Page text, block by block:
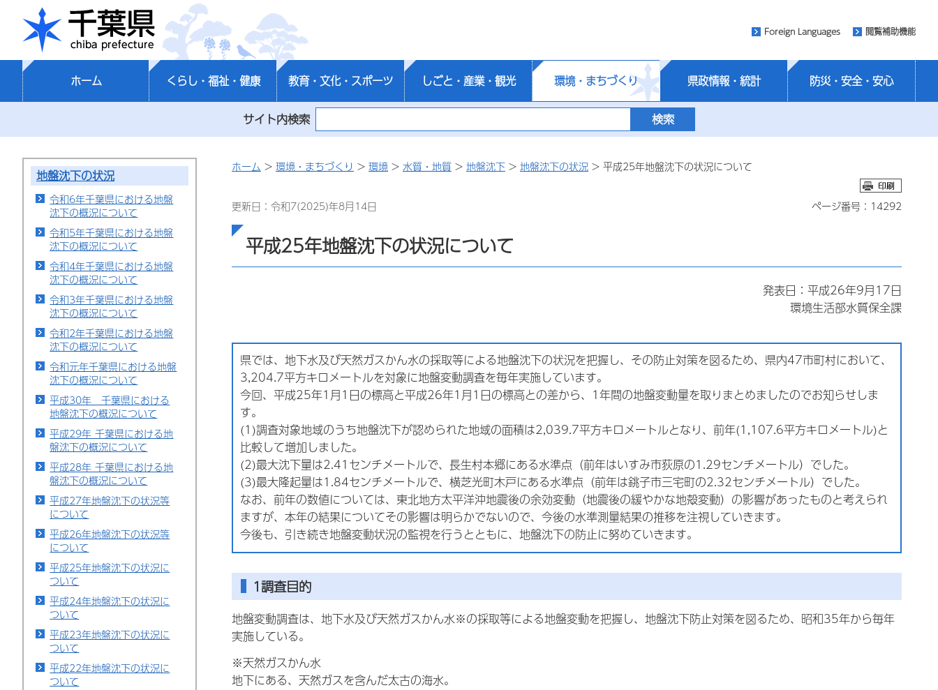
千葉県
Foreign Languages 閲覧補助機能
ホーム くらし・福祉・健康 教育・文化・スポーツ しごと・産業・観光 環境・まちづくり 県政情報・統計 防災・安全・安心
サイト内検索
地盤沈下の状況
令和6年千葉県における地盤
沈下の概況について
令和5年千葉県における地盤
沈下の概況について
令和4年千葉県における地盤
沈下の概況について
令和3年千葉県における地盤
沈下の概況について
令和2年千葉県における地盤
沈下の概況について
令和元年千葉県における地盤
沈下の概況について
平成30年 千葉県における
地盤沈下の概況について
平成29年 千葉県における地
盤沈下の概況について
平成28年 千葉県における地
盤沈下の概況について
平成27年地盤沈下の状況等
について
平成26年地盤沈下の状況等
について
平成25年地盤沈下の状況に
ついて
平成24年地盤沈下の状況に
ついて
平成23年地盤沈下の状況に
ついて
平成22年地盤沈下の状況に
ついて
ホーム > 環境・まちづくり > 環境 > 水質・地質 > 地盤沈下 > 地盤沈下の状況 > 平成25年地盤沈下の状況について
更新日：令和7(2025)年8月14日 ページ番号：14292
平成25年地盤沈下の状況について
発表日：平成26年9月17日
環境生活部水質保全課
県では、地下水及び天然ガスかん水の採取等による地盤沈下の状況を把握し、その防止対策を図るため、県内47市町村において、
3,204.7平方キロメートルを対象に地盤変動調査を毎年実施しています。
今回、平成25年1月1日の標高と平成26年1月1日の標高との差から、1年間の地盤変動量を取りまとめましたのでお知らせしま
す。
(1)調査対象地域のうち地盤沈下が認められた地域の面積は2,039.7平方キロメートルとなり、前年(1,107.6平方キロメートル)と
比較して増加しました。
(2)最大沈下量は2.41センチメートルで、長生村本郷にある水準点（前年はいすみ市荻原の1.29センチメートル）でした。
(3)最大隆起量は1.84センチメートルで、横芝光町木戸にある水準点（前年は銚子市三宅町の2.32センチメートル）でした。
なお、前年の数値については、東北地方太平洋沖地震後の余効変動（地震後の緩やかな地殻変動）の影響があったものと考えられ
ますが、本年の結果についてその影響は明らかでないので、今後の水準測量結果の推移を注視していきます。
今後も、引き続き地盤変動状況の監視を行うとともに、地盤沈下の防止に努めていきます。
1調査目的
地盤変動調査は、地下水及び天然ガスかん水※の採取等による地盤変動を把握し、地盤沈下防止対策を図るため、昭和35年から毎年
実施している。
※天然ガスかん水
地下にある、天然ガスを含んだ太古の海水。